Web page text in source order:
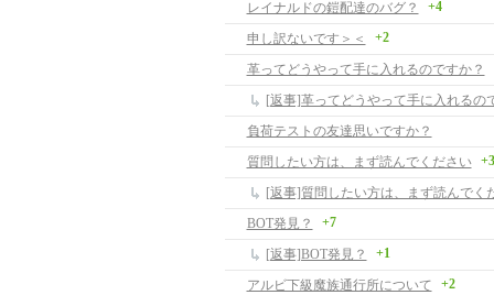
レイナルドの鎧配達のバグ？
+4
申し訳ないです＞＜ +2
革ってどうやって手に入れるのですか？
[返事]革ってどうやって手に入れるの
負荷テストの友達思いですか？
質問したい方は、まず読んでください
+3
[返事]質問したい方は、まず読んでく
BOT発見？
+7
[返事]BOT発見？ +1
アルビ下級魔族通行所について +2